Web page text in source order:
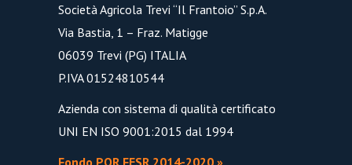
Società Agricola Trevi “Il Frantoio” S.p.A.
Via Bastia, 1 – Fraz. Matigge
06039 Trevi (PG) ITALIA
P.IVA 01524810544
Azienda con sistema di qualità certificato
UNI EN ISO 9001:2015 dal 1994
Fondo POR FESR 2014-2020 »